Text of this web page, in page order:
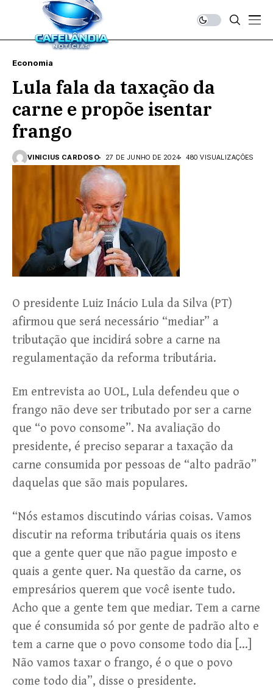
Economia
Lula fala da taxação da
carne e propõe isentar
frango
VINICIUS CARDOSO 27 DE JUNHO DE 2024 480 VISUALIZAÇÕES
O presidente Luiz Inácio Lula da Silva (PT)
afirmou que será necessário “mediar” a
tributação que incidirá sobre a carne na
regulamentação da reforma tributária.
Em entrevista ao UOL, Lula defendeu que o
frango não deve ser tributado por ser a carne
que “o povo consome”. Na avaliação do
presidente, é preciso separar a taxação da
carne consumida por pessoas de “alto padrão”
daquelas que são mais populares.
“Nós estamos discutindo várias coisas. Vamos
discutir na reforma tributária quais os itens
que a gente quer que não pague imposto e
quais a gente quer. Na questão da carne, os
empresários querem que você isente tudo.
Acho que a gente tem que mediar. Tem a carne
que é consumida só por gente de padrão alto e
tem a carne que o povo consome todo dia […]
Não vamos taxar o frango, é o que o povo
come todo dia”, disse o presidente.